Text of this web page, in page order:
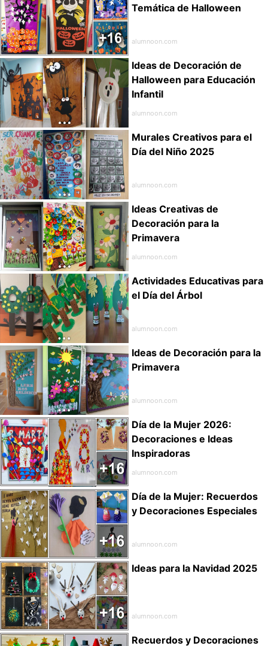
Temática de Halloween
alumnoon.com
Ideas de Decoración de
Halloween para Educación
Infantil
alumnoon.com
Murales Creativos para el
Día del Niño 2025
alumnoon.com
Ideas Creativas de
Decoración para la
Primavera
alumnoon.com
Actividades Educativas para
el Día del Árbol
alumnoon.com
Ideas de Decoración para la
Primavera
alumnoon.com
Día de la Mujer 2026:
Decoraciones e Ideas
Inspiradoras
alumnoon.com
Día de la Mujer: Recuerdos
y Decoraciones Especiales
alumnoon.com
Ideas para la Navidad 2025
alumnoon.com
Recuerdos y Decoraciones